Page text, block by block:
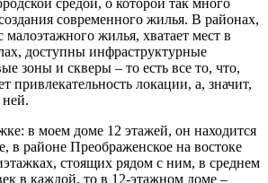
средой, о которой так много
современного жилья. В районах,
малоэтажного жилья, хватает мест в
доступны инфраструктурные
зоны и скверы – то есть все то, что,
привлекательность локации, а, значит,
в моем доме 12 этажей, он находится
в районе Преображенское на востоке
стоящих рядом с ним, в среднем
в каждой, то в 12-этажном доме –